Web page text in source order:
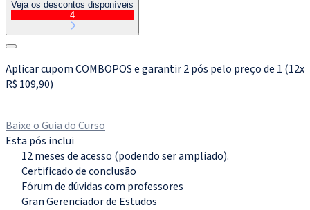
Veja os descontos disponíveis
4
Aplicar cupom COMBOPOS e garantir 2 pós pelo preço de 1 (12x
R$ 109,90)
Baixe o Guia do Curso
Esta pós inclui
12 meses de acesso (podendo ser ampliado).
Certificado de conclusão
Fórum de dúvidas com professores
Gran Gerenciador de Estudos